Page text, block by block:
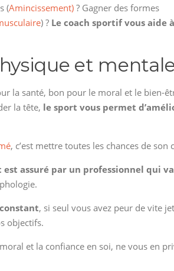
(Amincissement) ? Gagner des formes
) ? Le coach sportif vous aide à
et
la santé, bon pour le moral et le bien-
la tête, le sport vous permet
, c’est mettre toutes les chances de son
est assuré par un professionnel qui va
, si seul vous avez peur de vite
objectifs.
et la confiance en soi, ne vous en